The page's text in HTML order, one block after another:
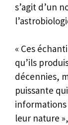
s’agit d’un
« Ces
qu’ils
décennies,
puissante
leur nature